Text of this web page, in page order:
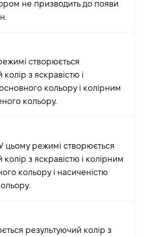
не призводить до появи
створюється
з яскравістю і
кольору і колірним
кольору.
цьому режимі створюється
колір з яскравістю і колірним
кольору і насиченістю
результуючий колір з